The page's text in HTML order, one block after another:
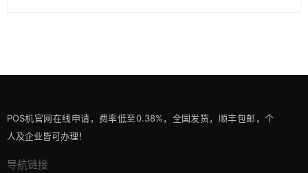
POS机官网在线申请，费率低至0.38%，全国发货，顺丰包邮，个
人及企业皆可办理！
导航链接